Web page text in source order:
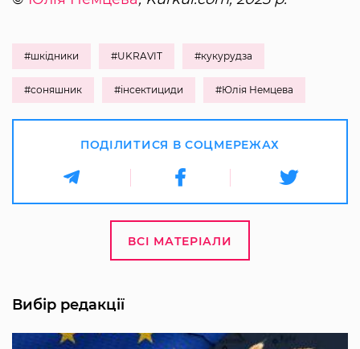
#шкідники #UKRAVIT #кукурудза
#соняшник #інсектициди #Юлія Немцева
ПОДІЛИТИСЯ В СОЦМЕРЕЖАХ
ВСІ МАТЕРІАЛИ
Вибір редакції